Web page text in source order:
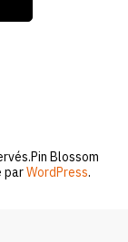
Pin Blossom
parWordPress.